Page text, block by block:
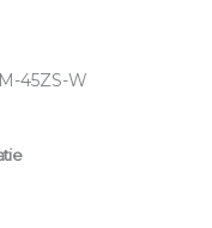
45ZS-W